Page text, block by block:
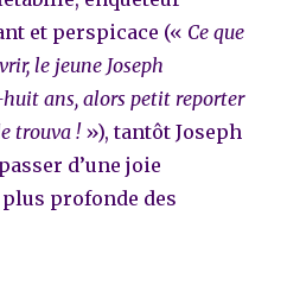
et perspicace (« Ce que
le jeune Joseph
ans, alors petit reporter
trouva ! »), tantôt Joseph
d’une joie
profonde des